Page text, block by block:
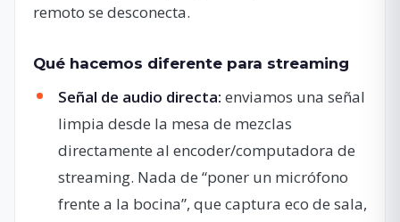
remoto se desconecta.
Qué hacemos diferente para streaming
Señal de audio directa: enviamos una señal
limpia desde la mesa de mezclas
directamente al encoder/computadora de
streaming. Nada de “poner un micrófono
frente a la bocina”, que captura eco de sala,